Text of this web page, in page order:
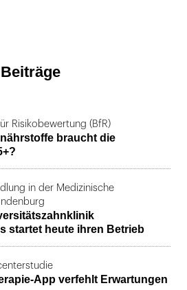
Risikobewertung (BfR)
braucht die
in der Medizinische
startet heute ihren Betrieb
App verfehlt Erwartungen